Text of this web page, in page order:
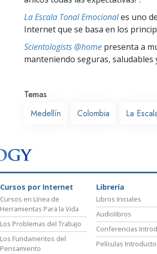
La Escala Tonal Emocionales uno
Internet que se basa en los
Scientologists @home presenta a
manteniendo seguras,
Temas
Medellín
Colombia La
Cursos por Internet
Cursos en Línea de
Herramientas Para la Vida
Los Problemas del Trabajo
Los Fundamentos del
Pensamiento
Librería
Libros Iniciales
Audiolibros
Conferencias
Películas